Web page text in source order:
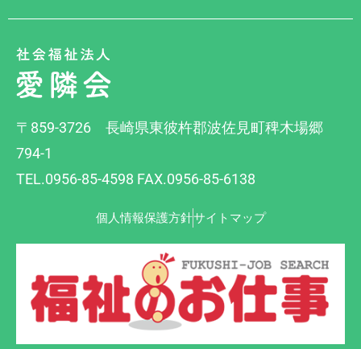
〒859-3726 長崎県東彼杵郡波佐見町稗木場郷
794-1
TEL.0956-85-4598 FAX.0956-85-6138
個人情報保護方針サイトマップ